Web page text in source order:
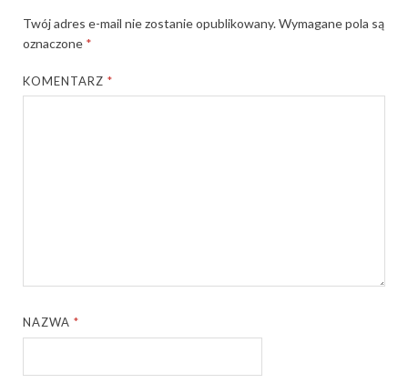
Twój adres e-mail nie zostanie opublikowany.Wymagane pola są
oznaczone *
KOMENTARZ*
NAZWA*